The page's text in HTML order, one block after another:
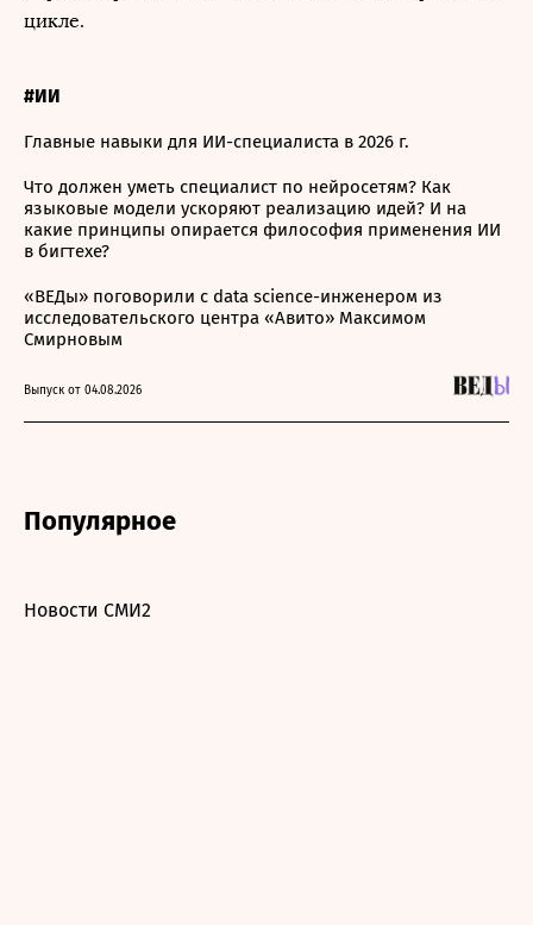
цикле.
#ИИ
Главные навыки для ИИ-специалиста в 2026 г.
Что должен уметь специалист по нейросетям? Как
языковые модели ускоряют реализацию идей? И на
какие принципы опирается философия применения ИИ
в бигтехе?
«ВЕДы» поговорили с data science-инженером из
исследовательского центра «Авито» Максимом
Смирновым
Выпуск от 04.08.2026
Популярное
Новости СМИ2